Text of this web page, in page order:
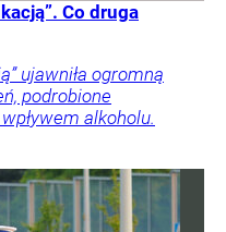
Co druga
ujawniła ogromną
podrobione
alkoholu.